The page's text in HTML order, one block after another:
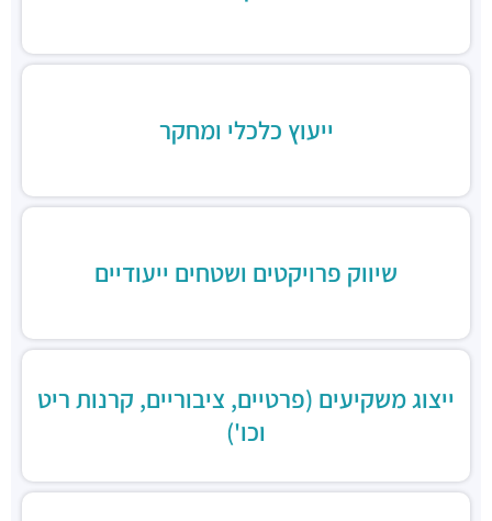
ייעוץ כלכלי ומחקר
שיווק פרויקטים ושטחים ייעודיים
ייצוג משקיעים (פרטיים, ציבוריים, קרנות ריט
וכו')